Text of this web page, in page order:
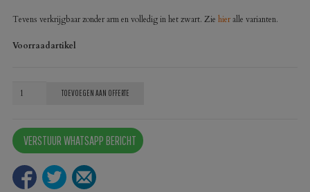
Tevens verkrijgbaar zonder arm en volledig in het zwart. Zie hieralle varianten.
Voorraadartikel
Terrasstoel
zwart/wit
met
aantal
TOEVOEGEN AAN OFFERTE
VERSTUUR WHATSAPP BERICHT